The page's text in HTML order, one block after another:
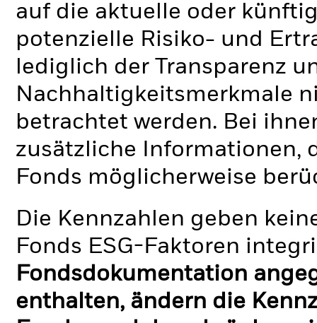
auf die aktuelle oder
potenzielle Risiko- und
lediglich der Transparenz
Nachhaltigkeitsmerkmale
betrachtet werden. Bei
zusätzliche Informationen,
Fonds möglicherweise
Die Kennzahlen geben
Fonds ESG-Faktoren
Fondsdokumentation
enthalten, ändern die